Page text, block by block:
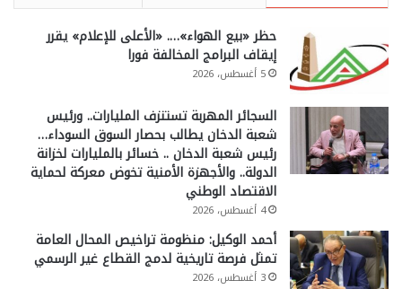
حظر «بيع الهواء»…. «الأعلى للإعلام» يقرر
إيقاف البرامج المخالفة فورا
5 أغسطس، 2026
السجائر المهربة تستنزف المليارات.. ورئيس
شعبة الدخان يطالب بحصار السوق السوداء…
رئيس شعبة الدخان .. خسائر بالمليارات لخزانة
الدولة.. والأجهزة الأمنية تخوض معركة لحماية
الاقتصاد الوطني
4 أغسطس، 2026
أحمد الوكيل: منظومة تراخيص المحال العامة
تمثل فرصة تاريخية لدمج القطاع غير الرسمي
3 أغسطس، 2026